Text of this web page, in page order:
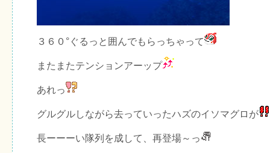
３６０°ぐるっと囲んでもらっちゃって
またまたテンションアーップ
あれっ
グルグルしながら去っていったハズのイソマグロが
長ーーーい隊列を成して、再登場～っ